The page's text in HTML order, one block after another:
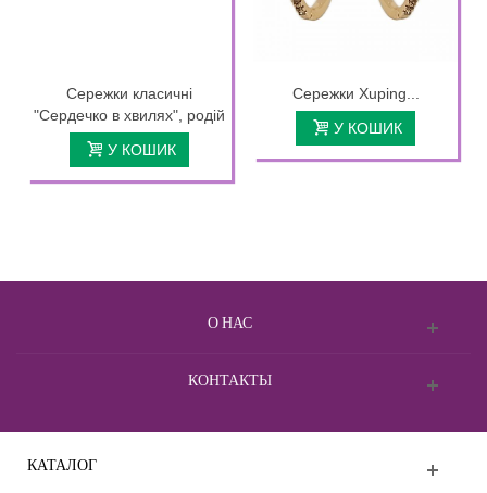
Сережки класичні
"Сердечко в хвилях", родій
У КОШИК
Сережки Xuping...
У КОШИК
О НАС
КОНТАКТЫ
КАТАЛОГ